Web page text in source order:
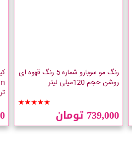
رنگ مو سوبارو شماره 5 رنگ قهوه ای
روشن حجم 120میلی لیتر
★★★★★
739,000 تومان